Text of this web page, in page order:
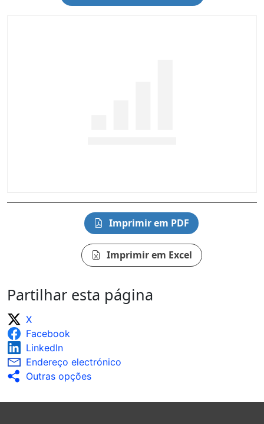
Imprimir em PDF
Imprimir em Excel
Partilhar esta página
X
Facebook
LinkedIn
Endereço electrónico
Outras opções